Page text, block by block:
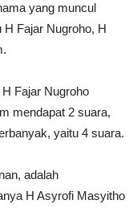
yang muncul
H Fajar Nugroho, H
Fajar Nugroho
mendapat 2 suara,
yaitu 4 suara.
adalah
H Asyrofi Masyitho